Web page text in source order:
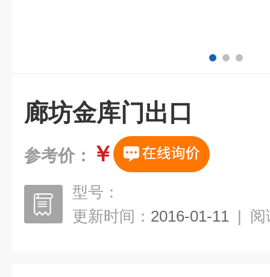
廊坊金库门出口
参考价： ￥
型号：
更新时间： 2016-01-11 | 阅